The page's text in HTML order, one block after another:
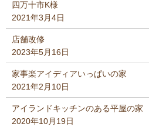
四万十市K様
2021年3月4日
店舗改修
2023年5月16日
家事楽アイディアいっぱいの家
2021年2月10日
アイランドキッチンのある平屋の家
2020年10月19日